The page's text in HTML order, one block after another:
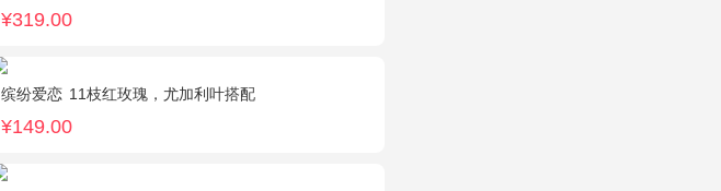
¥319.00
缤纷爱恋 11枝红玫瑰，尤加利叶搭配
¥149.00